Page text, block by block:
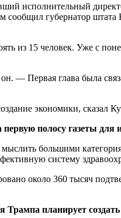
исполнительный
сообщил губернатор
из 15 человек. Уже с
Первая глава была
экономики, сказал
полосу газеты
большими
систему
около 360 тысяч
планирует создать